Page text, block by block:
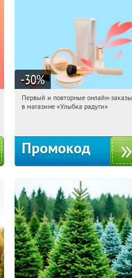
-30%
13:50:59 Получили:2
Первый и повторные онлайн-заказы
в магазине «Улыбка радуги»
Промокод